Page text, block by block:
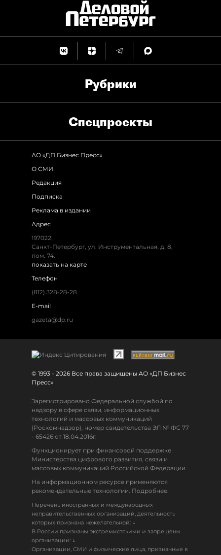
Рубрики
Спец­проекты
АО «ДП Бизнес Пресс»
О СМИ
Редакция
Подписка
Реклама в издании
Адрес
197022,
Санкт-Петербург, ул. Инструментальная, д. 8,
пом. 74.
показать на карте
Телефон
(812) 328-28-28
E-mail
gazeta@dp.ru
© 1993 - 2026 Все права защищены АО «ДП Бизнес
Пресс»
Зарегистрировано Федеральной службой по
надзору в сфере связи, информационных
технологий и массовых коммуникаций
(Роскомнадзор), номер свидетельства ЭЛ № ФС 77
- 65426 от 18.04.2016г.
Функционирует при финансовой поддержке
Министерства цифрового развития, связи и
массовых коммуникаций Российской Федерации.
На информационном ресурсе применяются
рекомендательные технологии. Подробнее.
Перечень иностранных и международных
неправительственных организаций, деятельность
которых признана нежелательной: ↓
В России признаны экстремистскими и запрещены
организации: ↓
Организации, СМИ и физические лица, признанные в